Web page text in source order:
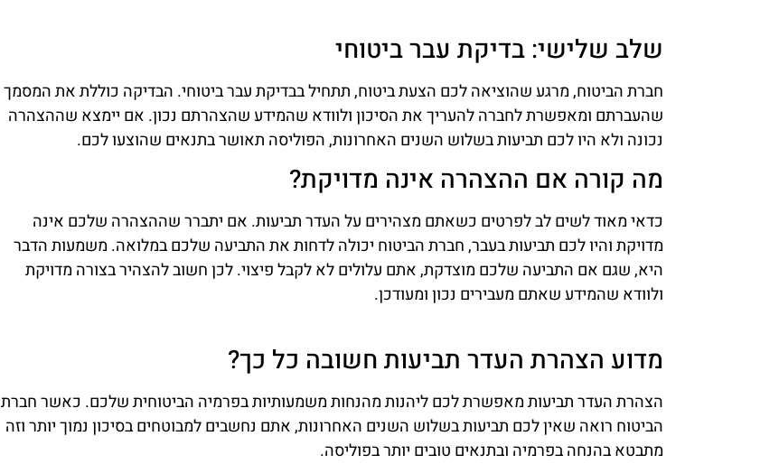
שלב שלישי: בדיקת עבר ביטוחי
חברת הביטוח, מרגע שהוציאה לכם הצעת ביטוח, תתחיל בבדיקת עבר ביטוחי. הבדיקה כוללת את המסמך
שהעברתם ומאפשרת לחברה להעריך את הסיכון ולוודא שהמידע שהצהרתם נכון. אם יימצא שההצהרה
נכונה ולא היו לכם תביעות בשלוש השנים האחרונות, הפוליסה תאושר בתנאים שהוצעו לכם.
מה קורה אם ההצהרה אינה מדויקת?
כדאי מאוד לשים לב לפרטים כשאתם מצהירים על העדר תביעות. אם יתברר שההצהרה שלכם אינה
מדויקת והיו לכם תביעות בעבר, חברת הביטוח יכולה לדחות את התביעה שלכם במלואה. משמעות הדבר
היא, שגם אם התביעה שלכם מוצדקת, אתם עלולים לא לקבל פיצוי. לכן חשוב להצהיר בצורה מדויקת
ולוודא שהמידע שאתם מעבירים נכון ומעודכן.
מדוע הצהרת העדר תביעות חשובה כל כך?
הצהרת העדר תביעות מאפשרת לכם ליהנות מהנחות משמעותיות בפרמיה הביטוחית שלכם. כאשר חברת
הביטוח רואה שאין לכם תביעות בשלוש השנים האחרונות, אתם נחשבים למבוטחים בסיכון נמוך יותר וזה
מתבטא בהנחה בפרמיה ובתנאים טובים יותר בפוליסה.